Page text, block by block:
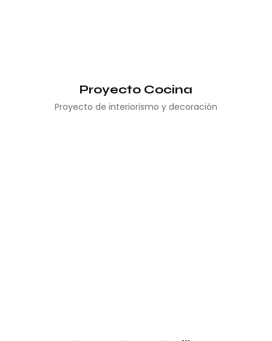
Proyecto Cocina
Proyecto de interiorismo y decoración